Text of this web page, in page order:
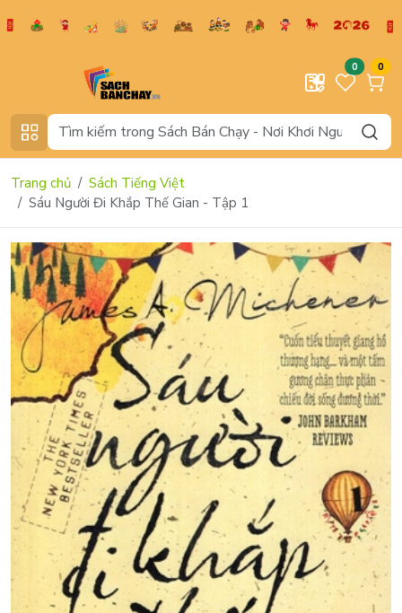
0 0
Trang chủ
Sách Tiếng Việt
Sáu Người Đi Khắp Thế Gian - Tập 1